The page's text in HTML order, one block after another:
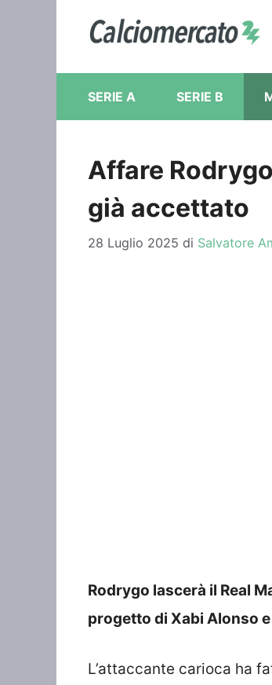
contenuto
SERIE A SERIE B
Affare
già accettato
28 Luglio 2025 di Salvatore
Rodrygo lascerà il Real
progetto di Xabi Alonso
L’attaccante carioca ha